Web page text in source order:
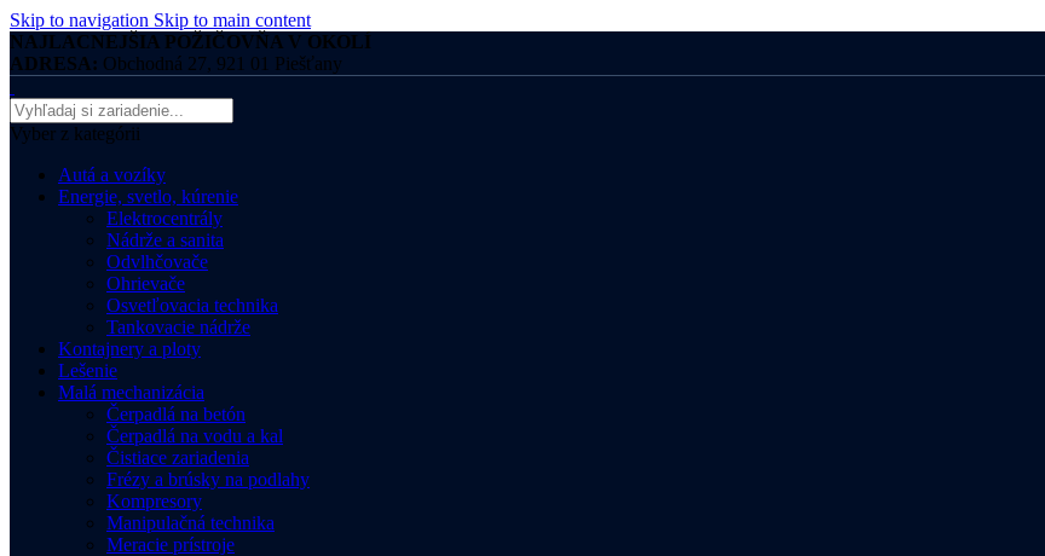
Skip to navigation Skip to main content
NAJLACNEJŠIA POŽIČOVŇA V OKOLÍ
ADRESA: Obchodná 27, 921 01 Piešťany
Vyber z kategórii
Autá a vozíky
Energie, svetlo, kúrenie
Elektrocentrály
Nádrže a sanita
Odvlhčovače
Ohrievače
Osvetľovacia technika
Tankovacie nádrže
Kontajnery a ploty
Lešenie
Malá mechanizácia
Čerpadlá na betón
Čerpadlá na vodu a kal
Čistiace zariadenia
Frézy a brúsky na podlahy
Kompresory
Manipulačná technika
Meracie prístroje